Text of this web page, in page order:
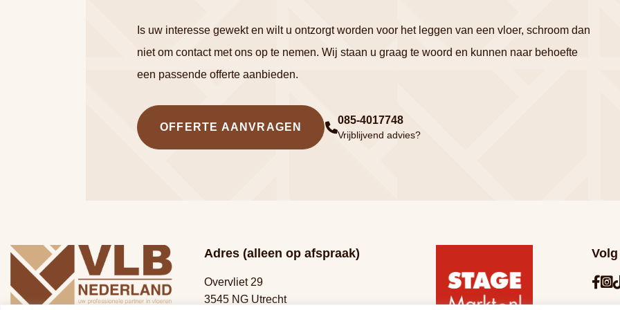
Is uw interesse gewekt en wilt u ontzorgt worden voor het leggen van een vloer, schroom dan
niet om contact met ons op te nemen. Wij staan u graag te woord en kunnen naar behoefte
een passende offerte aanbieden.
OFFERTE AANVRAGEN
085-4017748
Vrijblijvend advies?
Adres (alleen op afspraak)
Overvliet 29
3545 NG Utrecht